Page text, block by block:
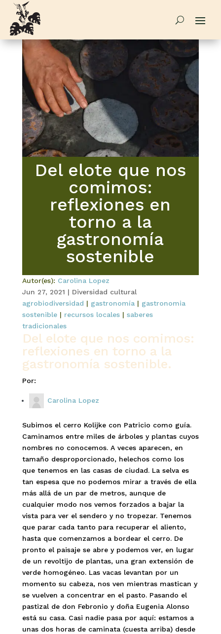
Del elote que nos
comimos:
reflexiones en
torno a la
gastronomía
sostenible
Autor(es): Carolina Lopez
Jun 27, 2021 | Diversidad cultural
agrobiodiversidad | gastronomía| gastronomia
sostenible| recursos locales| saberes
tradicionales
Del elote que nos comimos:
reflexiones en torno a la
gastronomía sostenible.
Por:
Carolina Lopez
Subimos el cerro Kolijke con Patricio como guía.
Caminamos entre miles de árboles y plantas cuyos
nombres no conocemos. A veces aparecen, en
tamaño desproporcionado, helechos como los
que tenemos en las casas de ciudad. La selva es
tan espesa que no podemos mirar a través de ella
más allá de un par de metros, aunque de
cualquier modo nos vemos forzados a bajar la
vista para ver el sendero y no tropezar. Tenemos
que parar cada tanto para recuperar el aliento,
hasta que comenzamos a bordear el cerro. De
pronto el paisaje se abre y podemos ver, en lugar
de un revoltijo de plantas, una gran extensión de
verde homogéneo. Las vacas levantan por un
momento su cabeza, nos ven mientras mastican y
se vuelven a concentrar en el pasto. Pasando el
pastizal de don Febronio y doña Eugenia Alonso
está su casa. Casi nadie pasa por aquí: estamos a
unas dos horas de caminata (cuesta arriba) desde